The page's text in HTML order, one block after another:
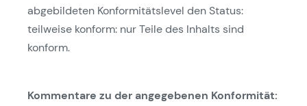
abgebildeten Konformitätslevel den Status:
teilweise konform: nur Teile des Inhalts sind
konform.
Kommentare zu der angegebenen Konformität: